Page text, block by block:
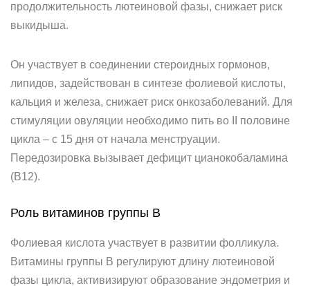
продолжительность лютеиновой фазы, снижает риск
выкидыша.
Он участвует в соединении стероидных гормонов,
липидов, задействован в синтезе фолиевой кислоты,
кальция и железа, снижает риск онкозаболеваний. Для
стимуляции овуляции необходимо пить во II половине
цикла – с 15 дня от начала менструации.
Передозировка вызывает дефицит цианокобаламина
(B12).
Роль витаминов группы B
Фолиевая кислота участвует в развитии фолликула.
Витамины группы B регулируют длину лютеиновой
фазы цикла, активизируют образование эндометрия и